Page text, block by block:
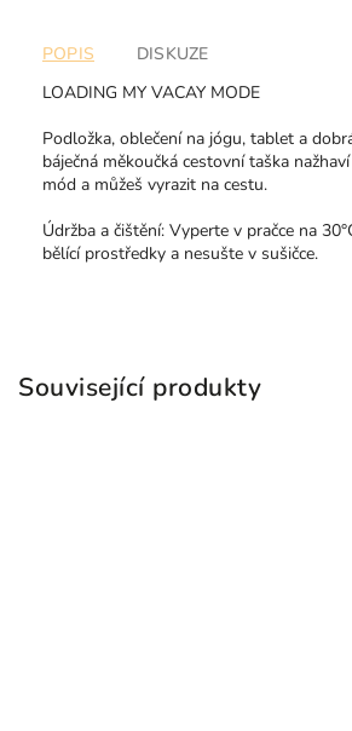
POPIS
DISKUZE
LOADING MY VACAY MODE
Podložka, oblečení na jógu, tablet a
báječná měkoučká cestovní taška
mód a můžeš vyrazit na cestu.
Údržba a čištění: Vyperte v pračce na
bělící prostředky a nesušte v sušičce.
Související produkty